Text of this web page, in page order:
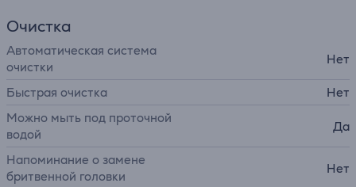
Очистка
Автоматическая система
очистки
Нет
Быстрая очистка
Нет
Можно мыть под проточной
водой
Да
Напоминание о замене
бритвенной головки
Нет